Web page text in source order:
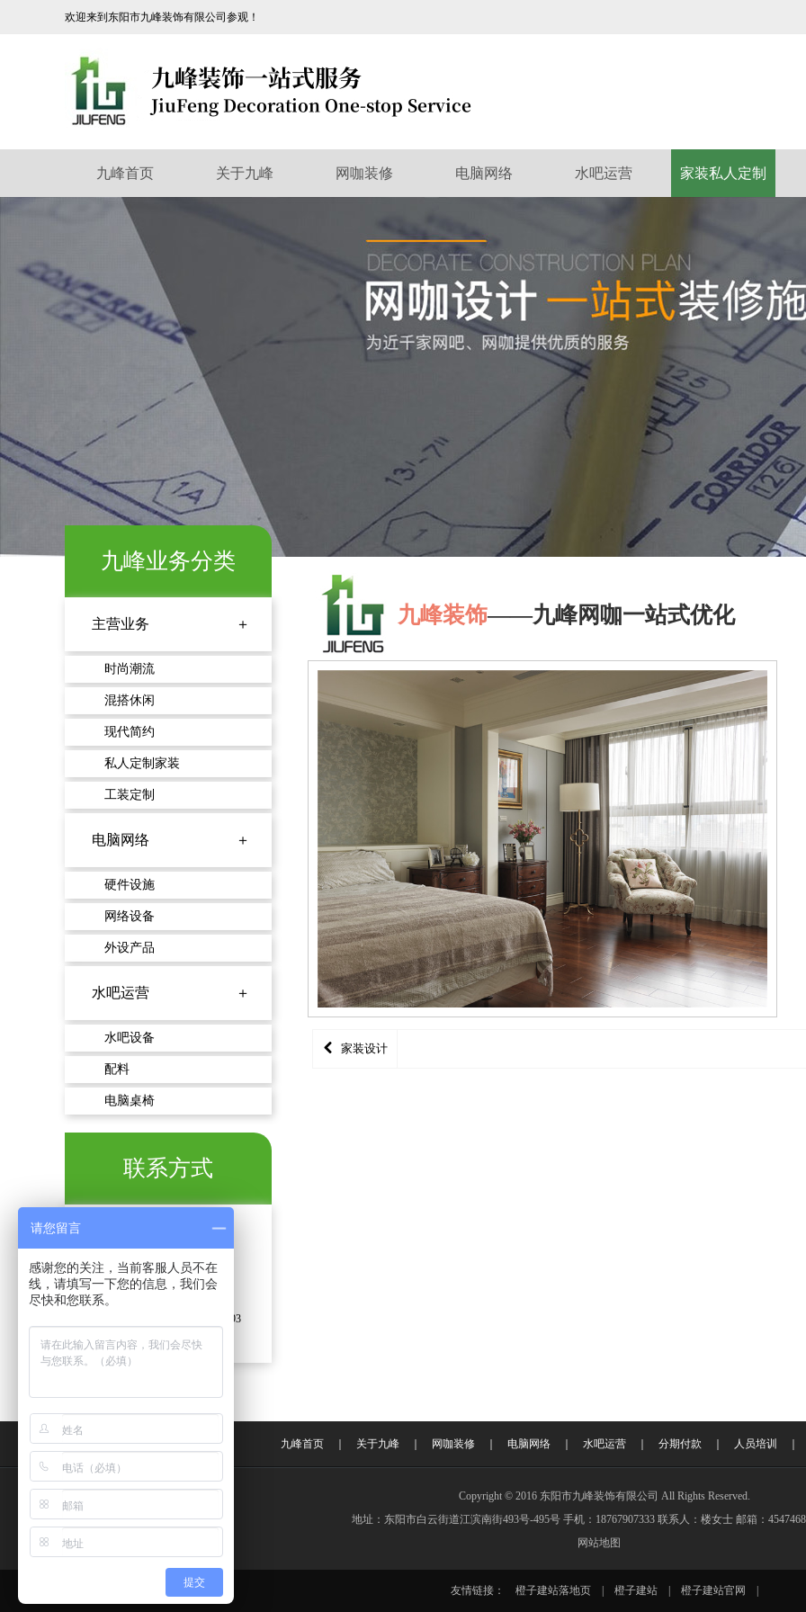
欢迎来到东阳市九峰装饰有限公司参观！
九峰首页 关于九峰 网咖装修 电脑网络 水吧运营 家装私人定制
九峰业务分类
主营业务 ＋
时尚潮流
混搭休闲
现代简约
私人定制家装
工装定制
电脑网络 ＋
硬件设施
网络设备
外设产品
水吧运营 ＋
水吧设备
配料
电脑桌椅
联系方式
东阳市九峰装饰有限公司
联系人：楼女士
手机：18767907333
邮箱：
地址：东阳市白云街道江滨南街493
号-495号
九峰装饰——九峰网咖一站式优化
家装设计
九峰首页 关于九峰 网咖装修 电脑网络 水吧运营 分期付款 人员培训
Copyright © 2016 东阳市九峰装饰有限公司 All Rights Reserved.
地址：东阳市白云街道江滨南街493号-495号 手机：18767907333 联系人：楼女士 邮箱：
网站地图
友情链接： 橙子建站落地页 橙子建站 橙子建站官网
请您留言
感谢您的关注，当前客服人员不在
线，请填写一下您的信息，我们会
尽快和您联系。
提交